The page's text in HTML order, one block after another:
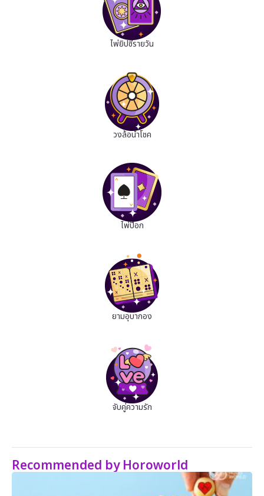
ไพ่ยิปซีรายวัน
วงล้อนำโชค
ไพ่ป๊อก
ยามอุบากอง
จับคู่ความรัก
Recommended by Horoworld